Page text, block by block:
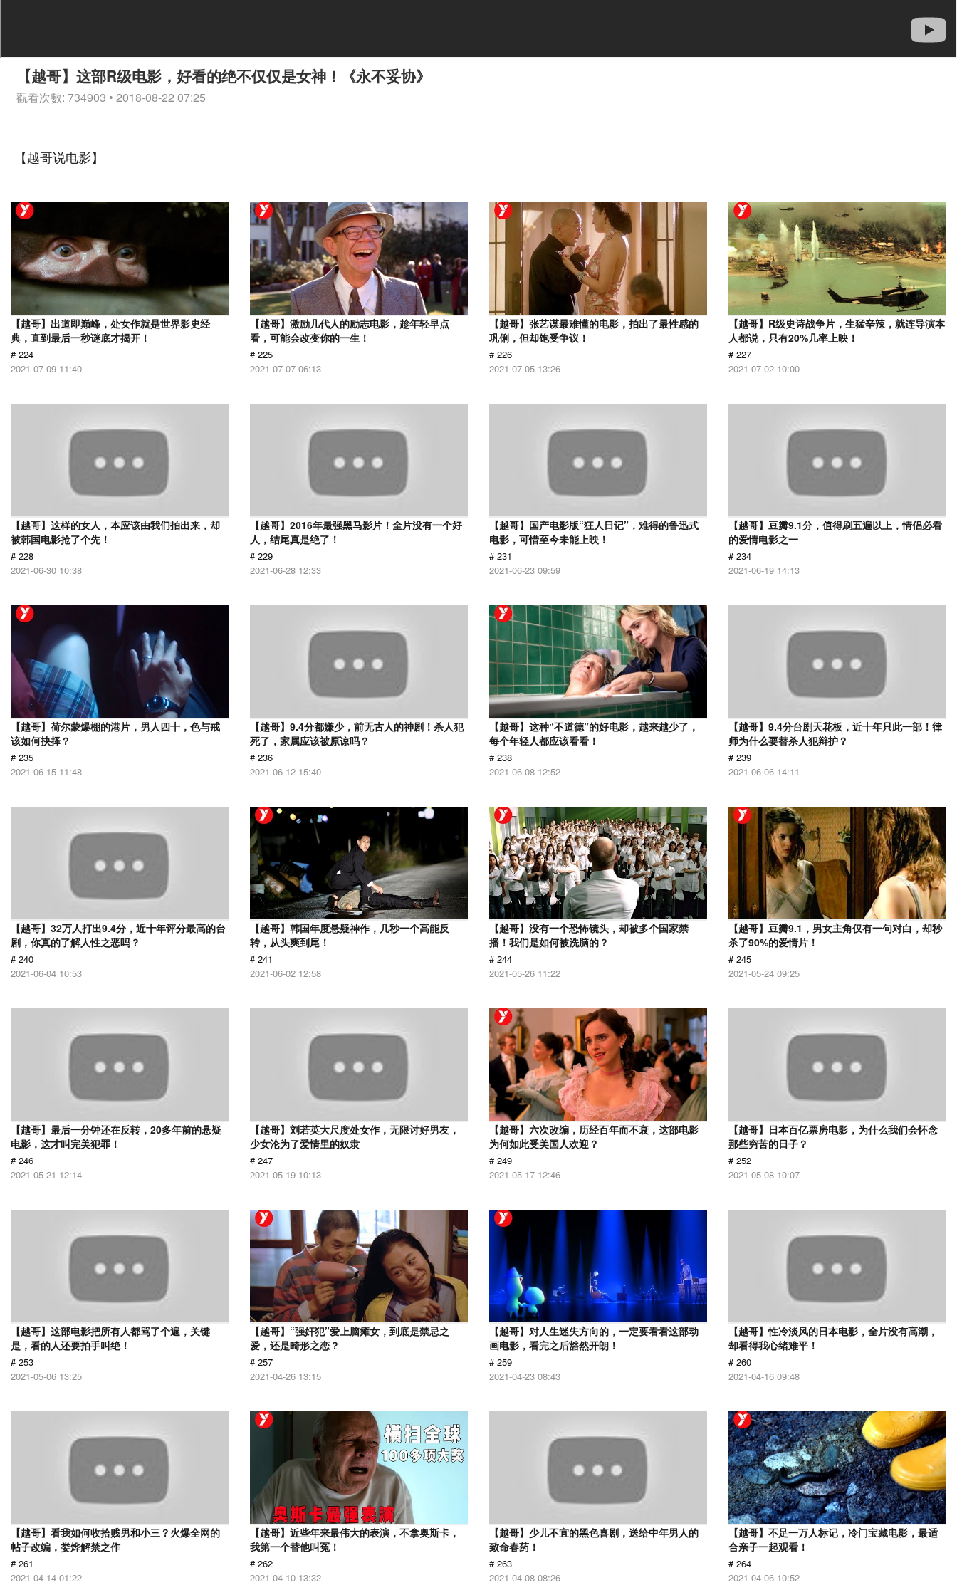
【越哥】这部R级电影，好看的绝不仅仅是女神！《永不妥协》
觀看次數: 734903 • 2018-08-22 07:25
【越哥说电影】
【越哥】出道即巅峰，处女作就是世界影史经
典，直到最后一秒谜底才揭开！
# 224
2021-07-09 11:40
【越哥】激励几代人的励志电影，趁年轻早点
看，可能会改变你的一生！
# 225
2021-07-07 06:13
【越哥】张艺谋最难懂的电影，拍出了最性感的
巩俐，但却饱受争议！
# 226
2021-07-05 13:26
【越哥】R级史诗战争片，生猛辛辣，就连导演本
人都说，只有20%几率上映！
# 227
2021-07-02 10:00
【越哥】这样的女人，本应该由我们拍出来，却
被韩国电影抢了个先！
# 228
2021-06-30 10:38
【越哥】2016年最强黑马影片！全片没有一个好
人，结尾真是绝了！
# 229
2021-06-28 12:33
【越哥】国产电影版“狂人日记”，难得的鲁迅式
电影，可惜至今未能上映！
# 231
2021-06-23 09:59
【越哥】豆瓣9.1分，值得刷五遍以上，情侣必看
的爱情电影之一
# 234
2021-06-19 14:13
【越哥】荷尔蒙爆棚的港片，男人四十，色与戒
该如何抉择？
# 235
2021-06-15 11:48
【越哥】9.4分都嫌少，前无古人的神剧！杀人犯
死了，家属应该被原谅吗？
# 236
2021-06-12 15:40
【越哥】这种“不道德”的好电影，越来越少了，
每个年轻人都应该看看！
# 238
2021-06-08 12:52
【越哥】9.4分台剧天花板，近十年只此一部！律
师为什么要替杀人犯辩护？
# 239
2021-06-06 14:11
【越哥】32万人打出9.4分，近十年评分最高的台
剧，你真的了解人性之恶吗？
# 240
2021-06-04 10:53
【越哥】韩国年度悬疑神作，几秒一个高能反
转，从头爽到尾！
# 241
2021-06-02 12:58
【越哥】没有一个恐怖镜头，却被多个国家禁
播！我们是如何被洗脑的？
# 244
2021-05-26 11:22
【越哥】豆瓣9.1，男女主角仅有一句对白，却秒
杀了90%的爱情片！
# 245
2021-05-24 09:25
【越哥】最后一分钟还在反转，20多年前的悬疑
电影，这才叫完美犯罪！
# 246
2021-05-21 12:14
【越哥】刘若英大尺度处女作，无限讨好男友，
少女沦为了爱情里的奴隶
# 247
2021-05-19 10:13
【越哥】六次改编，历经百年而不衰，这部电影
为何如此受美国人欢迎？
# 249
2021-05-17 12:46
【越哥】日本百亿票房电影，为什么我们会怀念
那些穷苦的日子？
# 252
2021-05-08 10:07
【越哥】这部电影把所有人都骂了个遍，关键
是，看的人还要拍手叫绝！
# 253
2021-05-06 13:25
【越哥】“强奸犯”爱上脑瘫女，到底是禁忌之
爱，还是畸形之恋？
# 257
2021-04-26 13:15
【越哥】对人生迷失方向的，一定要看看这部动
画电影，看完之后豁然开朗！
# 259
2021-04-23 08:43
【越哥】性冷淡风的日本电影，全片没有高潮，
却看得我心绪难平！
# 260
2021-04-16 09:48
【越哥】看我如何收拾贱男和小三？火爆全网的
帖子改编，娄烨解禁之作
# 261
2021-04-14 01:22
【越哥】近些年来最伟大的表演，不拿奥斯卡，
我第一个替他叫冤！
# 262
2021-04-10 13:32
【越哥】少儿不宜的黑色喜剧，送给中年男人的
致命春药！
# 263
2021-04-08 08:26
【越哥】不足一万人标记，冷门宝藏电影，最适
合亲子一起观看！
# 264
2021-04-06 10:52